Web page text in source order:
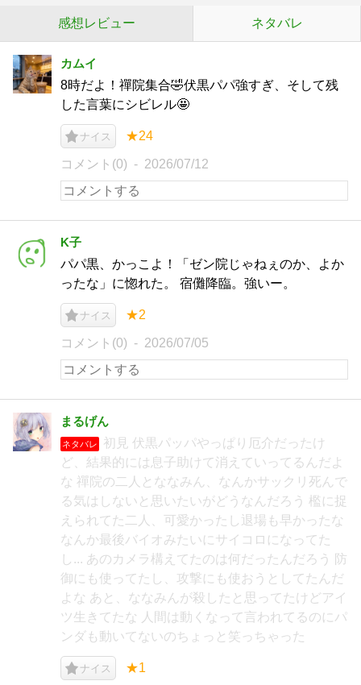
感想レビュー ネタバレ
カムイ
8時だよ！禪院集合🤣伏黒パパ強すぎ、そして残
した言葉にシビレル🤩
ナイス ★24
コメント(0) 2026/07/12
K子
パパ黒、かっこよ！「ゼン院じゃねぇのか、よか
ったな」に惚れた。 宿儺降臨。強いー。
ナイス ★2
コメント(0) 2026/07/05
まるげん
ネタバレ
初見 伏黒パッパやっぱり厄介だったけ
ど、結果的には息子助けて消えていってるんだよ
な 禪院の二人とななみん、なんかサックリ死んで
る気はしないと思いたいがどうなんだろう 檻に捉
えられてた二人、可愛かったし退場も早かったな
なんか最後バイオみたいにサイコロになってた
し... あのカメラ構えてたのは何だったんだろう 防
御にも使ってたし、攻撃にも使おうとしてたんだ
よな あと、ななみんが殺したと思ってたけどアイ
ツ生きてたな 人間は動くなって言われてるのにパ
ンダも動いてないのちょっと笑っちゃった
ナイス ★1